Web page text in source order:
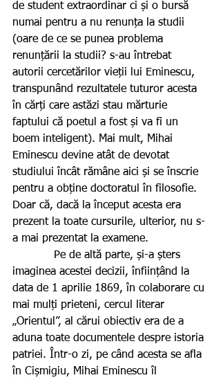
de student extraordinar ci și o bursă
numai pentru a nu renunța la studii
(oare de ce se punea problema
renunțării la studii? s-au întrebat
autorii cercetărilor vieții lui Eminescu,
transpunând rezultatele tuturor acesta
în cărți care astăzi stau mărturie
faptului că poetul a fost și va fi un
boem inteligent). Mai mult, Mihai
Eminescu devine atât de devotat
studiului încât rămâne aici și se înscrie
pentru a obține doctoratul în filosofie.
Doar că, dacă la început acesta era
prezent la toate cursurile, ulterior, nu s-
a mai prezentat la examene.
imaginea acestei decizii, înființând la
data de 1 aprilie 1869, în colaborare cu
mai mulți prieteni, cercul literar
„Orientul”, al cărui obiectiv era de a
aduna toate documentele despre istoria
patriei. Într-o zi, pe când acesta se afla
în Cișmigiu, Mihai Eminescu îl